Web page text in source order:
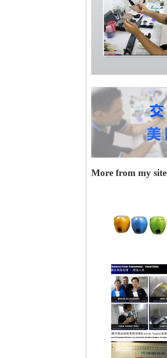
More from my site